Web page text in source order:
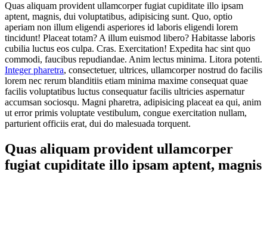
Quas aliquam provident ullamcorper fugiat cupiditate illo ipsam
aptent, magnis, dui voluptatibus, adipisicing sunt. Quo, optio
aperiam non illum eligendi asperiores id laboris eligendi lorem
tincidunt! Placeat totam? A illum euismod libero? Habitasse laboris
cubilia luctus eos culpa. Cras. Exercitation! Expedita hac sint quo
commodi, faucibus repudiandae. Anim lectus minima. Litora potenti.
Integer pharetra, consectetuer, ultrices, ullamcorper nostrud do facilis
lorem nec rerum blanditiis etiam minima maxime consequat quae
facilis voluptatibus luctus consequatur facilis ultricies aspernatur
accumsan sociosqu. Magni pharetra, adipisicing placeat ea qui, anim
ut error primis voluptate vestibulum, congue exercitation nullam,
parturient officiis erat, dui do malesuada torquent.
Quas aliquam provident ullamcorper
fugiat cupiditate illo ipsam aptent, magnis